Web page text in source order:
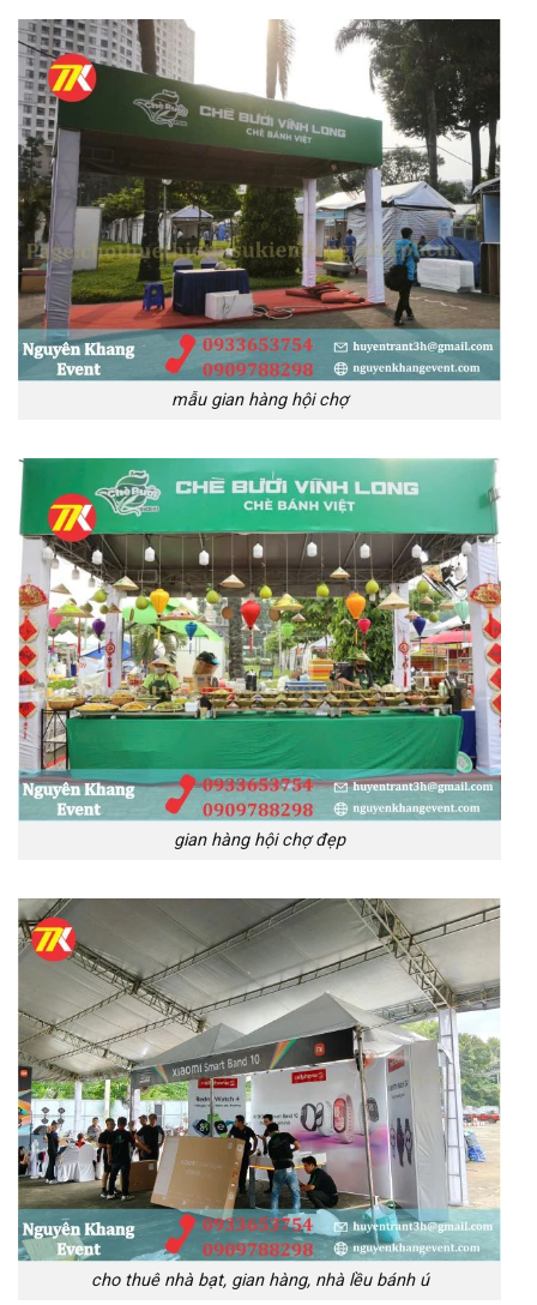
mẫu gian hàng hội chợ
gian hàng hội chợ đẹp
cho thuê nhà bạt, gian hàng, nhà lều bánh ú